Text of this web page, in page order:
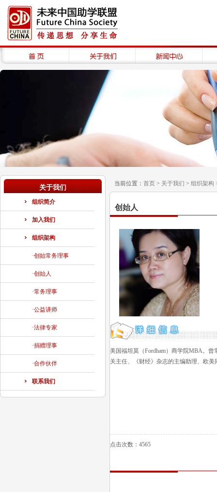
关于我们
组织简介
加入我们
组织架构
·创始常务理事
·创始人
·常务理事
·公益讲师
·法律专家
·捐赠理事
·合作伙伴
联系我们
当前位置： 首页 > 关于我们 > 组织架构
创始人
美国福坦莫（Fordham）商学院MBA。
关主任、《财经》杂志的主编助理、欧
点击次数：4565